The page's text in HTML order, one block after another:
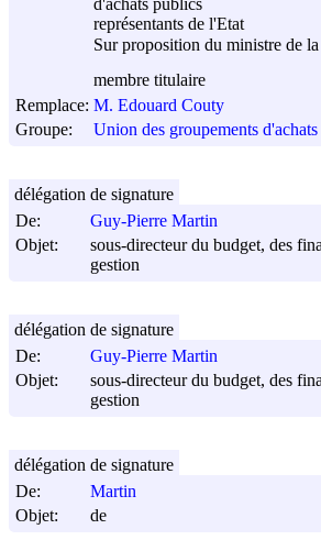
d'achats publics
représentants de l'Etat
Sur proposition du ministre de
membre titulaire
Remplace: M. Edouard Couty
Groupe:
Union des groupements
De:
Guy-Pierre Martin
Objet:
sous-directeur du budget, des
gestion
délégation de signature
De:
Guy-Pierre Martin
Objet:
sous-directeur du budget, des
gestion
délégation de signature
De:
Martin
Objet:
de
délégation de signature